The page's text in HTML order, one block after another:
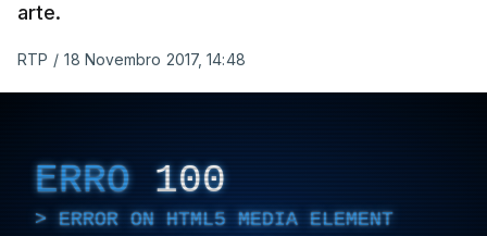
arte.
RTP / 18 Novembro 2017, 14:48
ERRO 100
ERROR ON HTML5 MEDIA ELEMENT